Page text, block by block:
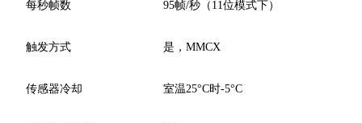
每秒帧数 95帧/秒（11位模式下）
触发方式 是，MMCX
传感器冷却 室温25°C时-5°C